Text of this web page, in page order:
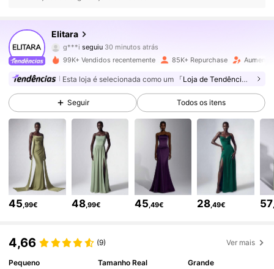
Elitara
g***i seguiu
e***9 está a navegar
4,63
772K Seguidores
4,63 772K Seguidores
772K Seguidores
4,63 772K Seguidores
772K Seguidores
99K+ Vendidos recentemente 85K+ Repurchase Aumento
Esta loja é selecionada como um 「Loja de Tendências」
Seguir Todos os itens
45,99€ 48,99€ 45,49€ 28,49€ 57
4,66 (9) Ver mais
Pequeno
Tamanho Real
Grande